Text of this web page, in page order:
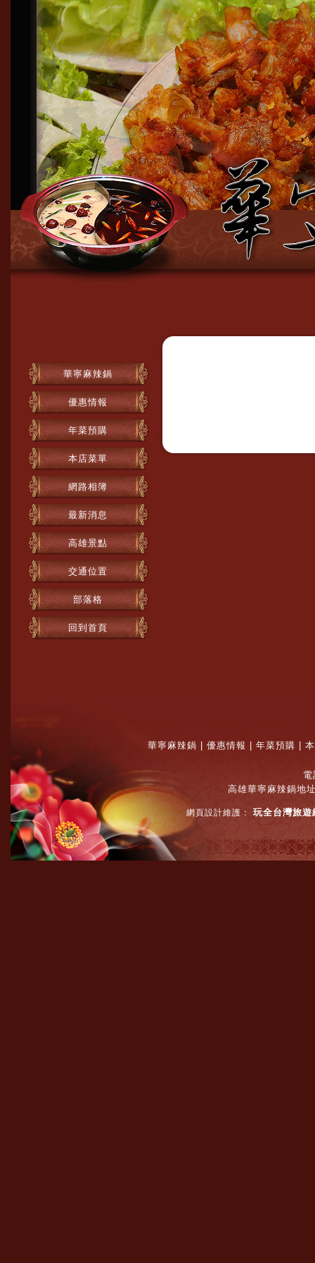
華寧麻辣鍋
優惠情報
年菜預購
本店菜單
網路相簿
最新消息
高雄景點
交通位置
部落格
回到首頁
華寧麻辣鍋 優惠情報 年菜預購
高雄華寧麻辣鍋地
網頁設計維護： 玩全台灣旅遊